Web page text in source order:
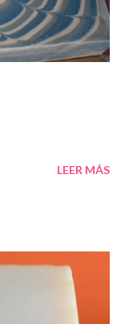
LEER MÁS